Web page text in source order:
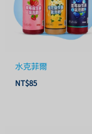
水克菲爾
NT$85